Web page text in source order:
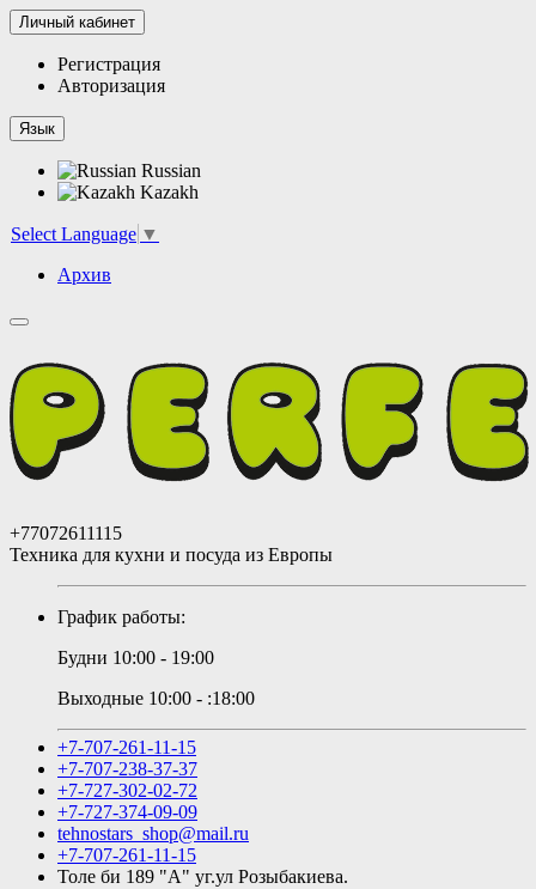
Личный кабинет
Регистрация
Авторизация
Язык
Russian
Kazakh
Select Language ▼
Архив
+77072611115
Техника для кухни и посуда из Европы
График работы:
Будни 10:00 - 19:00
Выходные 10:00 - :18:00
+7-707-261-11-15
+7-707-238-37-37
+7-727-302-02-72
+7-727-374-09-09
tehnostars_shop@mail.ru
+7-707-261-11-15
Толе би 189 "А" уг.ул Розыбакиева.